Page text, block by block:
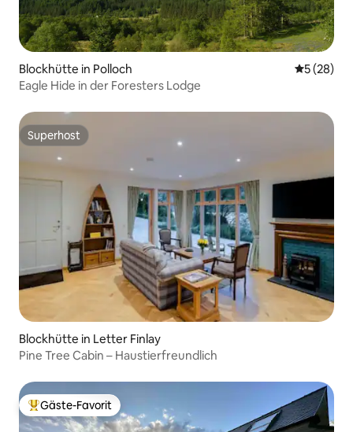
Blockhütte in Polloch
5 (28)
Eagle Hide in der Foresters Lodge
Superhost
Superhost
Blockhütte in Letter Finlay
Pine Tree Cabin – Haustierfreundlich
Beliebter Gäste-Favorit.
Gäste-Favorit